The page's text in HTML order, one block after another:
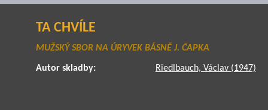
TA CHVÍLE
MUŽSKÝ SBOR NA ÚRYVEK BÁSNĚ J. ČAPKA
Autor skladby: Riedlbauch, Václav (1947)